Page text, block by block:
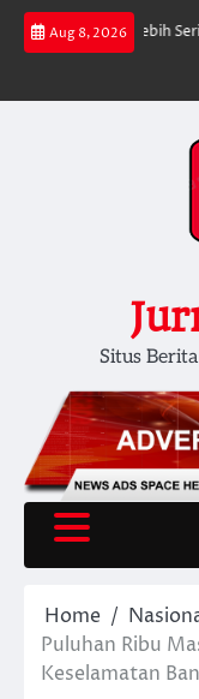
Skip
Aug 8, 2026
Berjalan Lebih Serius
Situs
Home
Puluhan Ribu
Keselamatan